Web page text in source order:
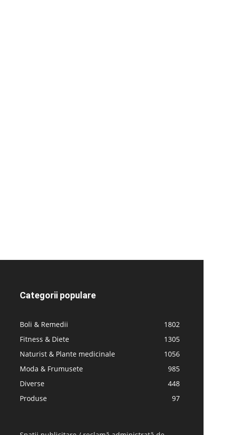
Categorii populare
Boli & Remedii
1802
Fitness & Diete
1305
Naturist & Plante medicinale
1056
Moda & Frumusete
985
Diverse
448
Produse
97